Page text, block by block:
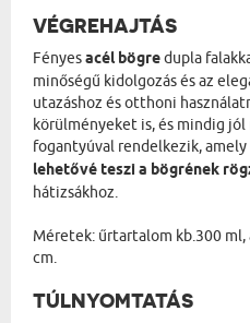
VÉGREHAJTÁS
Fényesacél bögredupla
minőségű kidolgozás és az
utazáshoz és otthoni
körülményeket is, és mindig
fogantyúval rendelkezik, amely
lehetővé teszi a bögrének
hátizsákhoz.
Méretek: űrtartalom kb.300 ml,
cm.
TÚLNYOMTATÁS